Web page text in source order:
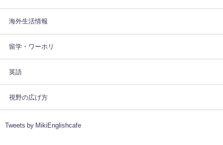
海外生活情報
留学・ワーホリ
英語
視野の広げ方
Tweets by MikiEnglishcafe